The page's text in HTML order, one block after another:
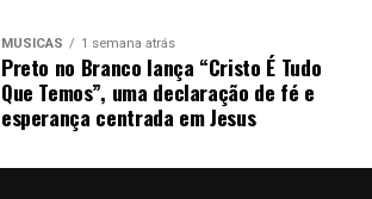
MÚSICAS 1 semana atrás
Preto no Branco lança “Cristo É Tudo
Que Temos”, uma declaração de fé e
esperança centrada em Jesus